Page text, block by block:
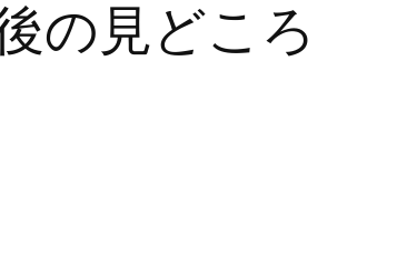
の見どころ